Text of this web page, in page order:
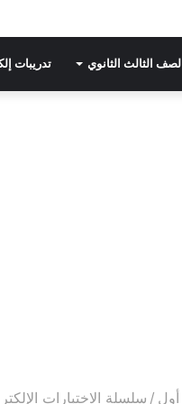
الصف الثالث الثانوي تدريبات
/ سلسلة الاختبارات